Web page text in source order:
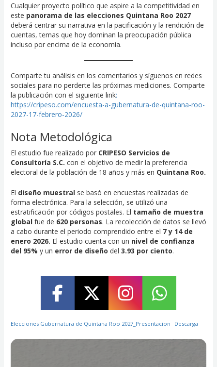
Cualquier proyecto político que aspire a la competitividad en
este panorama de las elecciones Quintana Roo 2027
deberá centrar su narrativa en la pacificación y la rendición de
cuentas, temas que hoy dominan la preocupación pública
incluso por encima de la economía.
Comparte tu análisis en los comentarios y síguenos en redes
sociales para no perderte las próximas mediciones. Comparte
la publicación con el siguiente link:
https://cripeso.com/encuesta-a-gubernatura-de-quintana-roo-
2027-17-febrero-2026/
Nota Metodológica
El estudio fue realizado por CRIPESO Servicios de
Consultoría S.C. con el objetivo de medir la preferencia
electoral de la población de 18 años y más en Quintana Roo.
El diseño muestralse basó en encuestas realizadas de
forma electrónica. Para la selección, se utilizó una
estratificación por códigos postales. El tamaño de muestra
globalfue de 620 personas. La recolección de datos se llevó
a cabo durante el periodo comprendido entre el 7 y 14 de
enero 2026. El estudio cuenta con un nivel de confianza
del 95% y un error de diseño del 3.93 por ciento.
Elecciones Gubernatura de Quintana Roo 2027_Presentacion Descarga